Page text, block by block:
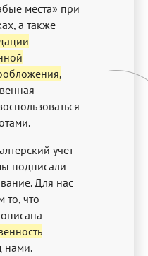
места» при
а также
учет
подписали
Для нас
что
нами.